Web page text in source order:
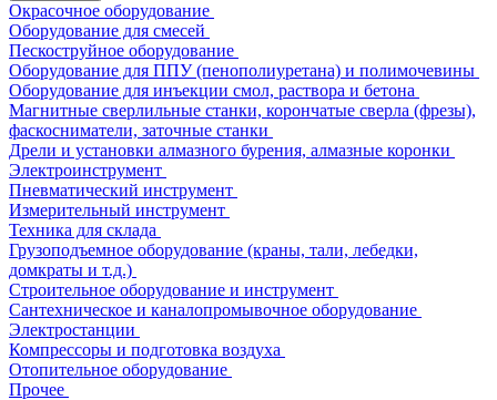
Окрасочное оборудование
Оборудование для смесей
Пескоструйное оборудование
Оборудование для ППУ (пенополиуретана) и полимочевины
Оборудование для инъекции смол, раствора и бетона
Магнитные сверлильные станки, корончатые сверла (фрезы),
фаскосниматели, заточные станки
Дрели и установки алмазного бурения, алмазные коронки
Электроинструмент
Пневматический инструмент
Измерительный инструмент
Техника для склада
Грузоподъемное оборудование (краны, тали, лебедки,
домкраты и т.д.)
Строительное оборудование и инструмент
Сантехническое и каналопромывочное оборудование
Электростанции
Компрессоры и подготовка воздуха
Отопительное оборудование
Прочее